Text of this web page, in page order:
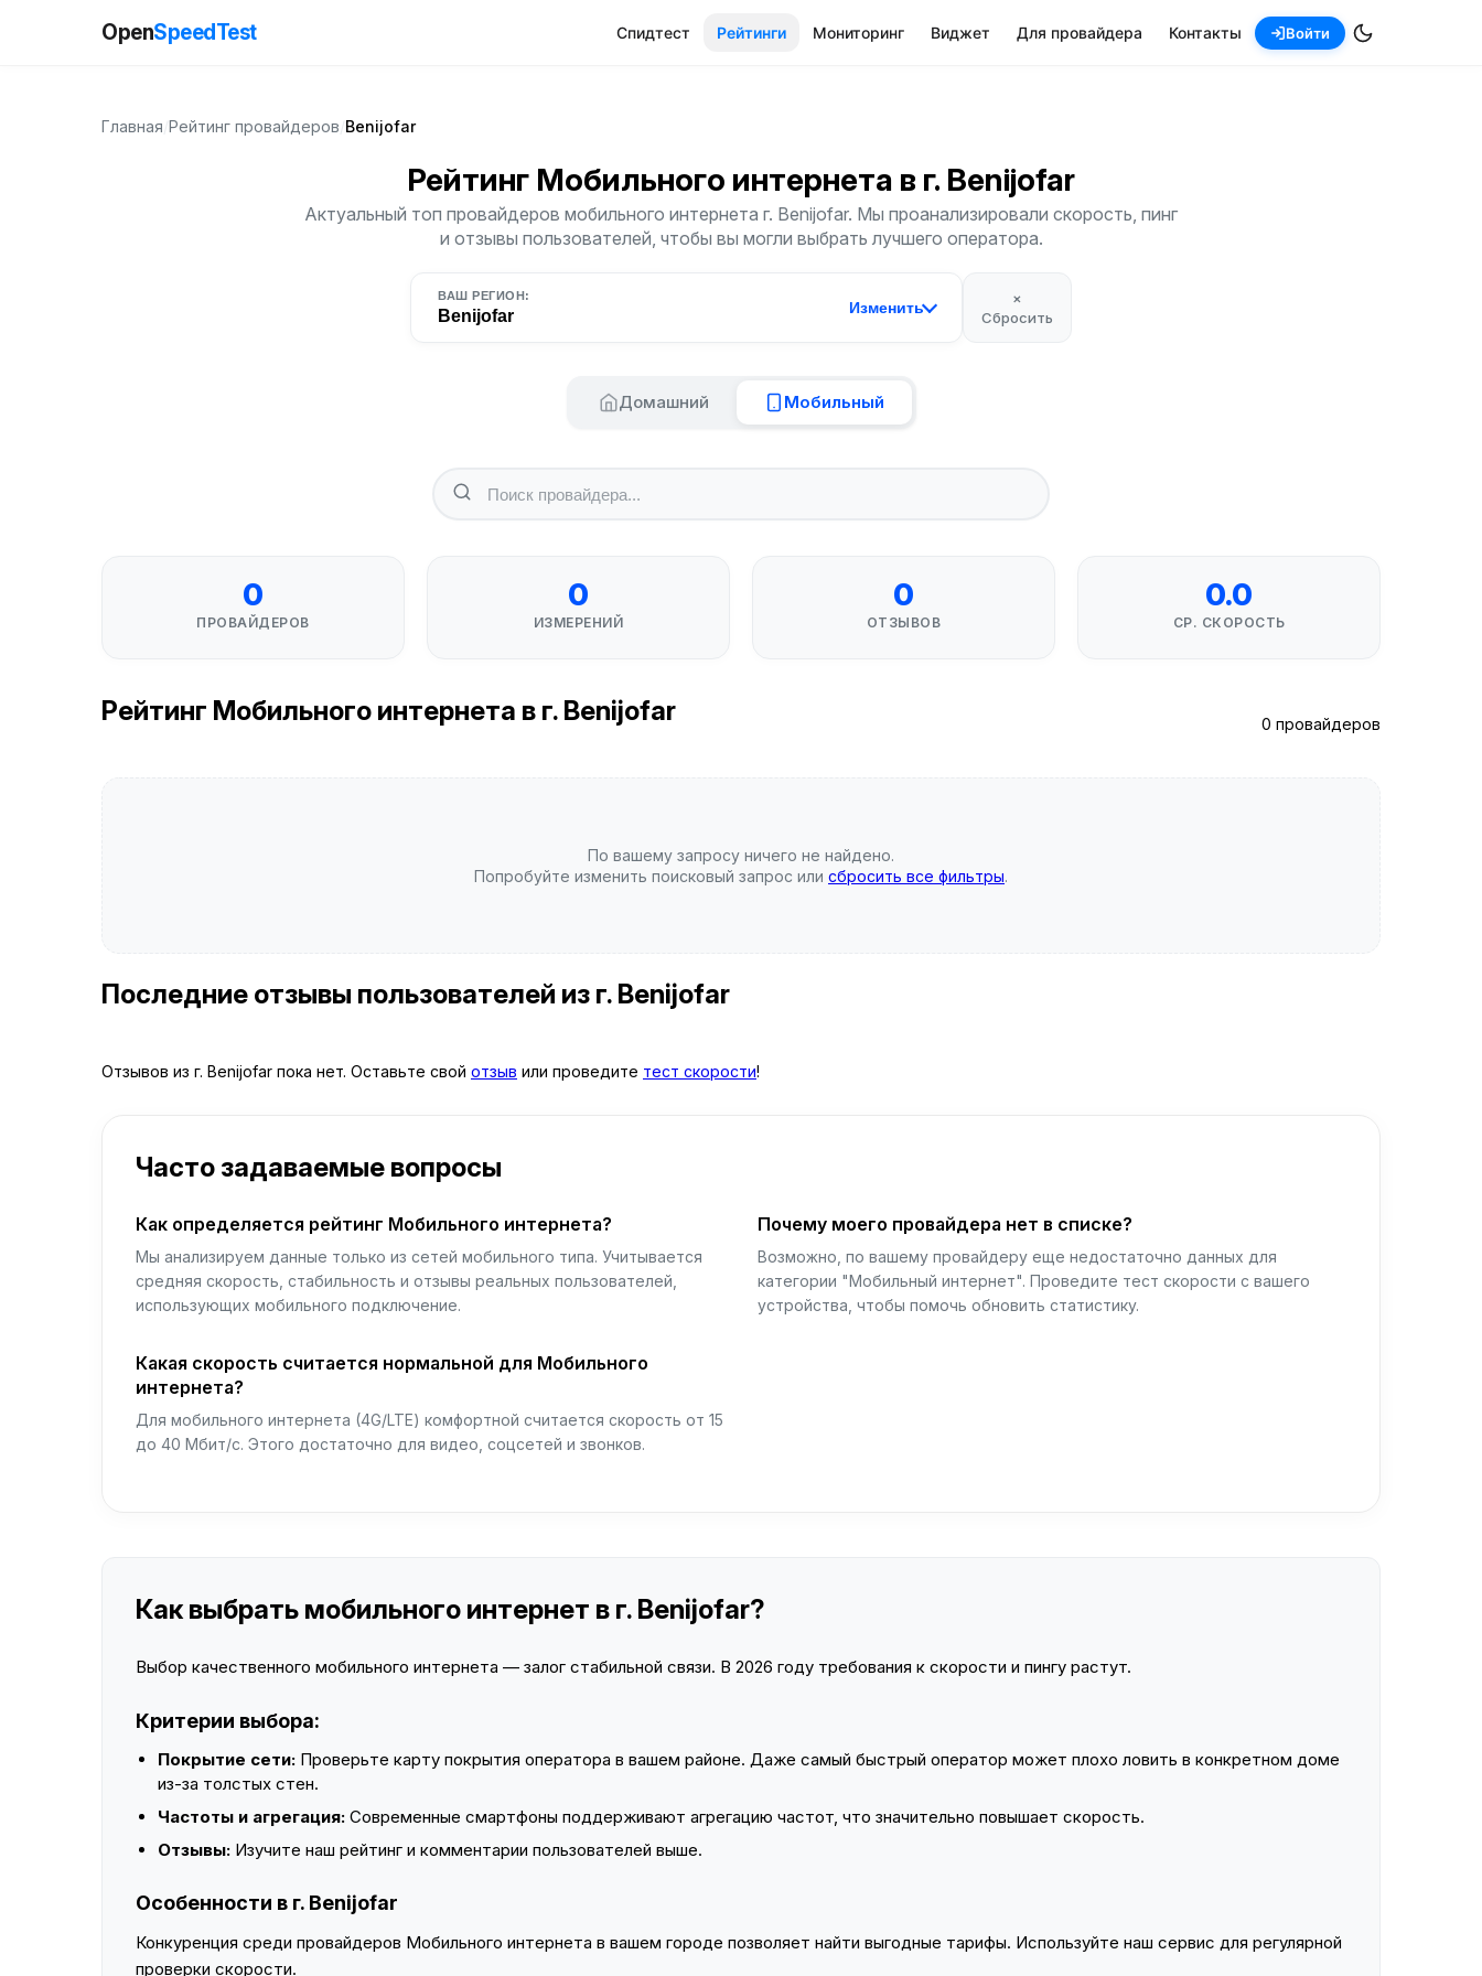
OpenSpeedTest Спидтест Рейтинги Мониторинг Виджет Для провайдера Контакты Войти
Главная Рейтинг провайдеров Benijofar
Рейтинг Мобильного интернета в г. Benijofar
Актуальный топ провайдеров мобильного интернета г. Benijofar. Мы проанализировали скорость, пинг
и отзывы пользователей, чтобы вы могли выбрать лучшего оператора.
ВАШ РЕГИОН:
Benijofar Изменить
×
Сбросить
Домашний Мобильный
0
ПРОВАЙДЕРОВ
0
ИЗМЕРЕНИЙ
0
ОТЗЫВОВ
0.0
СР. СКОРОСТЬ
Рейтинг Мобильного интернета в г. Benijofar 0 провайдеров
По вашему запросу ничего не найдено.
Попробуйте изменить поисковый запрос или сбросить все фильтры.
Последние отзывы пользователей из г. Benijofar
Отзывов из г. Benijofar пока нет. Оставьте свой отзыв или проведите тест скорости!
Часто задаваемые вопросы
Как определяется рейтинг Мобильного интернета?
Мы анализируем данные только из сетей мобильного типа. Учитывается
средняя скорость, стабильность и отзывы реальных пользователей,
использующих мобильного подключение.
Почему моего провайдера нет в списке?
Возможно, по вашему провайдеру еще недостаточно данных для
категории "Мобильный интернет". Проведите тест скорости с вашего
устройства, чтобы помочь обновить статистику.
Какая скорость считается нормальной для Мобильного
интернета?
Для мобильного интернета (4G/LTE) комфортной считается скорость от 15
до 40 Мбит/с. Этого достаточно для видео, соцсетей и звонков.
Как выбрать мобильного интернет в г. Benijofar?
Выбор качественного мобильного интернета — залог стабильной связи. В 2026 году требования к скорости и пингу растут.
Критерии выбора:
Покрытие сети: Проверьте карту покрытия оператора в вашем районе. Даже самый быстрый оператор может плохо ловить в конкретном доме
из-за толстых стен.
Частоты и агрегация: Современные смартфоны поддерживают агрегацию частот, что значительно повышает скорость.
Отзывы: Изучите наш рейтинг и комментарии пользователей выше.
Особенности в г. Benijofar
Конкуренция среди провайдеров Мобильного интернета в вашем городе позволяет найти выгодные тарифы. Используйте наш сервис для регулярной
проверки скорости.